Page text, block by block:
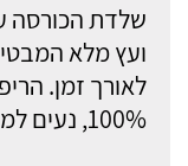
שלדת הכורסה
ועץ מלא
לאורך זמן.
100%, נעים למגע, עמיד וקל לתחזוקה.